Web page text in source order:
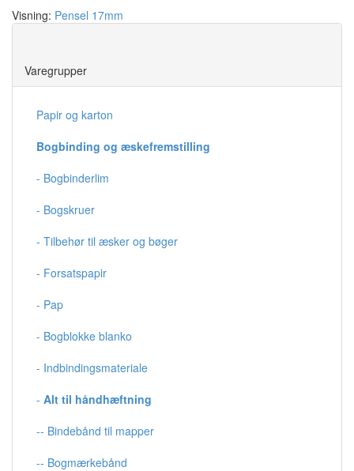
Visning: Pensel 17mm
Varegrupper
Papir og karton
Bogbinding og æskefremstilling
- Bogbinderlim
- Bogskruer
- Tilbehør til æsker og bøger
- Forsatspapir
- Pap
- Bogblokke blanko
- Indbindingsmateriale
- Alt til håndhæftning
-- Bindebånd til mapper
-- Bogmærkebånd